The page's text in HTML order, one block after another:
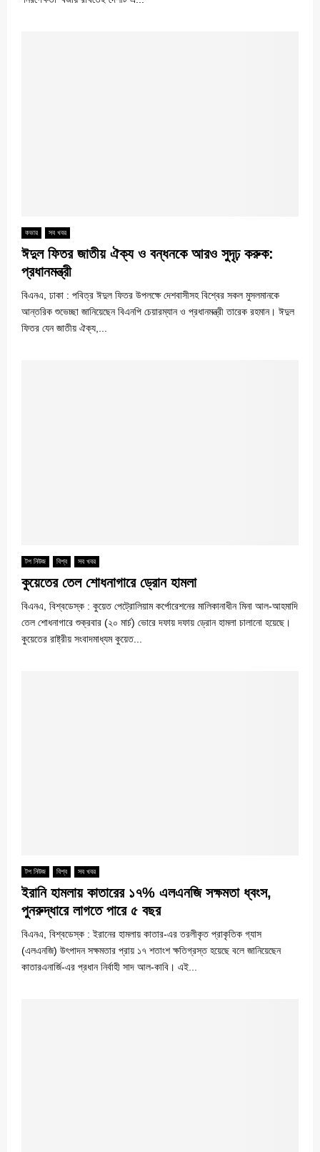
কভার সব খবর
ঈদুল ফিতর জাতীয় ঐক্য ও বন্ধনকে আরও সুদৃঢ় করুক:
প্রধানমন্ত্রী
বিএনএ, ঢাকা : পবিত্র ঈদুল ফিতর উপলক্ষে দেশবাসীসহ বিশ্বের সকল মুসলমানকে
আন্তরিক শুভেচ্ছা জানিয়েছেন বিএনপি চেয়ারম্যান ও প্রধানমন্ত্রী তারেক রহমান। ঈদুল
ফিতর যেন জাতীয় ঐক্য,...
টপ নিউজ বিশ্ব সব খবর
কুয়েতের তেল শোধনাগারে ড্রোন হামলা
বিএনএ, বিশ্বডেস্ক : কুয়েত পেট্রোলিয়াম কর্পোরেশনের মালিকানাধীন মিনা আল-আহমাদি
তেল শোধনাগারে শুক্রবার (২০ মার্চ) ভোরে দফায় দফায় ড্রোন হামলা চালানো হয়েছে।
কুয়েতের রাষ্ট্রীয় সংবাদমাধ্যম কুয়েত...
টপ নিউজ বিশ্ব সব খবর
ইরানি হামলায় কাতারের ১৭% এলএনজি সক্ষমতা ধ্বংস,
পুনরুদ্ধারে লাগতে পারে ৫ বছর
বিএনএ, বিশ্বডেস্ক : ইরানের হামলায় কাতার-এর তরলীকৃত প্রাকৃতিক গ্যাস
(এলএনজি) উৎপাদন সক্ষমতার প্রায় ১৭ শতাংশ ক্ষতিগ্রস্ত হয়েছে বলে জানিয়েছেন
কাতারএনার্জি-এর প্রধান নির্বাহী সাদ আল-কাবি। এই...